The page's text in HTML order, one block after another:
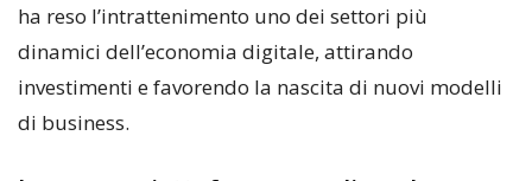
ha reso l’intrattenimento uno dei settori più
dinamici dell’economia digitale, attirando
investimenti e favorendo la nascita di nuovi modelli
di business.